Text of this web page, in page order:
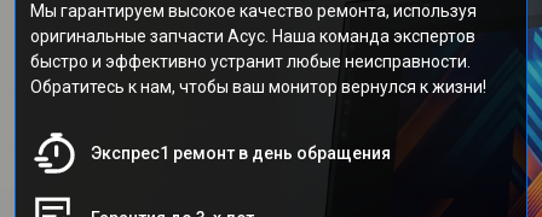
Мы гарантируем высокое качество ремонта, используя
оригинальные запчасти Асус. Наша команда экспертов
быстро и эффективно устранит любые неисправности.
Обратитесь к нам, чтобы ваш монитор вернулся к жизни!
Экспрес1 ремонт в день обращения